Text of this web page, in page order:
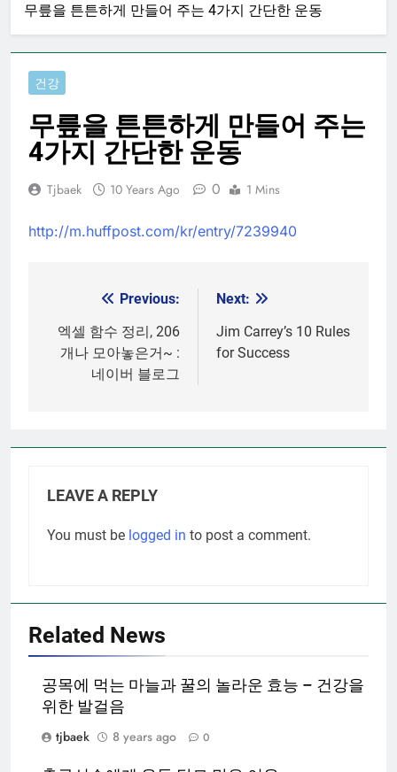
무릎을 튼튼하게 만들어 주는 4가지 간단한 운동
건강
무릎을 튼튼하게 만들어 주는
4가지 간단한 운동
Tjbaek 10 Years Ago 0 1 Mins
http://m.huffpost.com/kr/entry/7239940
navigation
Previous:
엑셀 함수 정리, 206
개나 모아놓은거~ :
네이버 블로그
Next:
Jim Carrey’s 10 Rules
for Success
LEAVE A REPLY
You must be logged in to post a comment.
Related News
공목에 먹는 마늘과 꿀의 놀라운 효능 – 건강을
위한 발걸음
tjbaek
8 years ago 0